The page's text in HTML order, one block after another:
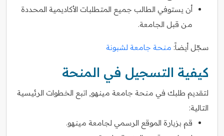
أن يستوفي الطالب جميع المتطلبات الأكاديمية المحددة
من قبل الجامعة.
سجّل أيضاً: منحة جامعة لشبونة
كيفية التسجيل في المنحة
لتقديم طلبك في منحة جامعة مينهو, اتبع الخطوات الرئيسية
التالية:
قم بزيارة الموقع الرسمي لجامعة مينهو.